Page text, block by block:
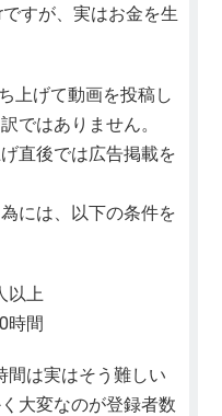
すが、実はお金を生
上げて動画を投稿し
ではありません。
直後では広告掲載を
には、以下の条件を
以上
時間
間は実はそう難しい
大変なのが登録者数